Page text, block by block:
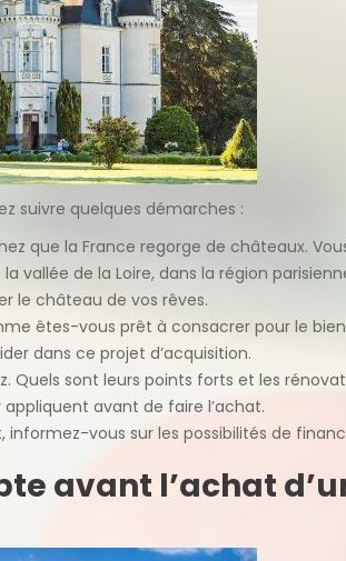
suivre quelques démarches :
que la France regorge de châteaux.
de la Loire, dans la région
le château de vos rêves.
êtes-vous prêt à consacrer pour le
dans ce projet d’acquisition.
Quels sont leurs points forts et les
avant de faire l’achat.
informez-vous sur les possibilités de
avant l’achat